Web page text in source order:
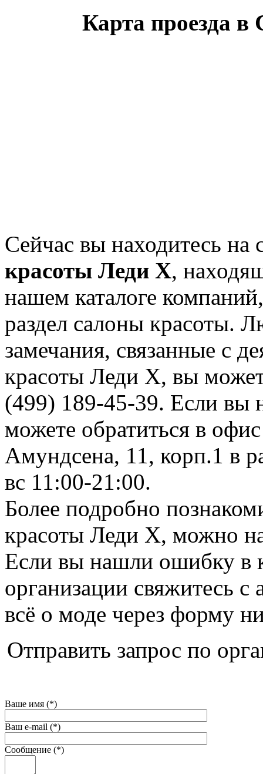
Карта проезда
Сейчас вы находитесь на
красоты Леди X,
нашем каталоге
раздел салоны красоты.
замечания, связанные с
красоты Леди X, вы
(499) 189-45-39. Если вы
можете обратиться в
Амундсена, 11, корп.1 в
вс 11:00-21:00.
Более подробно
красоты Леди X, можно
Если вы нашли ошибку в
организации свяжитесь
всё о моде через форму
Отправить запрос по
Ваше имя (*)
Ваш e-mail (*)
Сообщение (*)